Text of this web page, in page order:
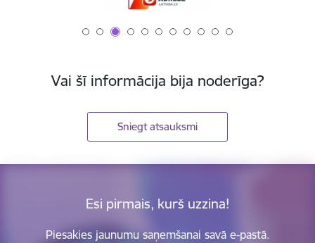
Vai šī informācija bija noderīga?
Sniegt atsauksmi
Esi pirmais, kurš uzzina!
Piesakies jaunumu saņemšanai savā e-pastā.